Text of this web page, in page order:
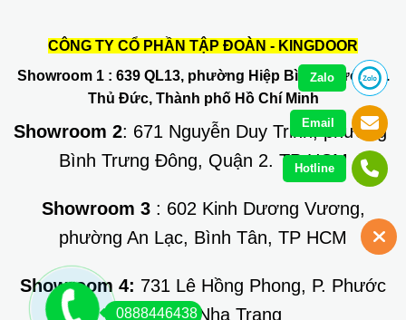
CÔNG TY CỔ PHẦN TẬP ĐOÀN - KINGDOOR
Showroom 1: 639 QL13, phường Hiệp Bình Phước, Q.
Thủ Đức, Thành phố Hồ Chí Minh
Showroom 2: 671 Nguyễn Duy Trinh, phường
Bình Trưng Đông, Quận 2. TP HCM
Showroom 3: 602 Kinh Dương Vương,
phường An Lạc, Bình Tân, TP HCM
Showroom 4: 731 Lê Hồng Phong, P. Phước
Long, TP Nha Trang
0888446438
Zalo
Email
Hotline